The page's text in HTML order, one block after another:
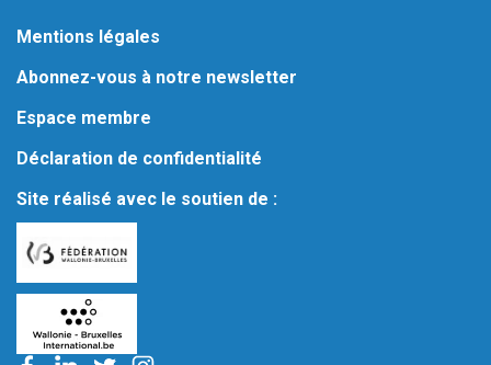
Mentions légales
Abonnez-vous à notre newsletter
Espace membre
Déclaration de confidentialité
Site réalisé avec le soutien de :